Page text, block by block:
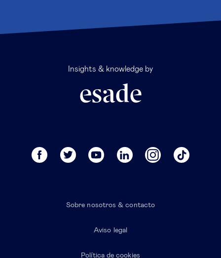
Insights & knowledge by
Sobre nosotros & contacto
Aviso legal
Política de cookies